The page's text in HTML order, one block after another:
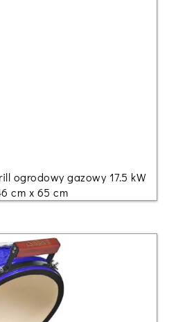
ogrodowy gazowy 17.5 kW
cm x 65 cm